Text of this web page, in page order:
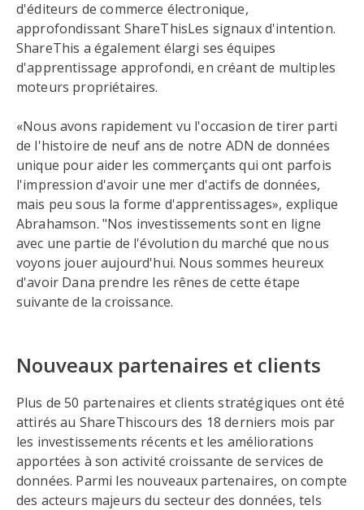
d'éditeurs de commerce électronique,
approfondissant ShareThisLes signaux d'intention.
ShareThis a également élargi ses équipes
d'apprentissage approfondi, en créant de multiples
moteurs propriétaires.
«Nous avons rapidement vu l'occasion de tirer parti
de l'histoire de neuf ans de notre ADN de données
unique pour aider les commerçants qui ont parfois
l'impression d'avoir une mer d'actifs de données,
mais peu sous la forme d'apprentissages», explique
Abrahamson. "Nos investissements sont en ligne
avec une partie de l'évolution du marché que nous
voyons jouer aujourd'hui. Nous sommes heureux
d'avoir Dana prendre les rênes de cette étape
suivante de la croissance.
Nouveaux partenaires et clients
Plus de 50 partenaires et clients stratégiques ont été
attirés au ShareThiscours des 18 derniers mois par
les investissements récents et les améliorations
apportées à son activité croissante de services de
données. Parmi les nouveaux partenaires, on compte
des acteurs majeurs du secteur des données, tels